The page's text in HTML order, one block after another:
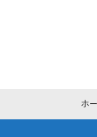
ホ